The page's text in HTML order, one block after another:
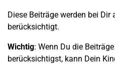
Diese Beiträge werden bei Dir
berücksichtigt.
Wichtig: Wenn Du die
berücksichtigst, kann Dein